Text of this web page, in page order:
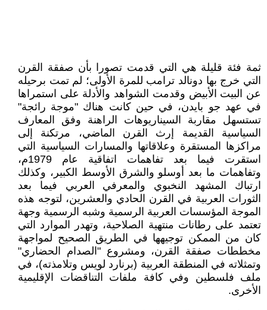
ثمة فئة قليلة هي التي قدمت تصورا بأن صفقة القرن
التي خرج بها دونالد ترامب للمرة الأولى؛ لم تمت برحيله
عن البيت الأبيض وقدمت الشواهد والأدلة على استمراها
في عهد جو بايدن، في حين كانت هناك "موجة رائجة"
تستسهل مقاربة السيناريوهات الراهنة وفق المعارف
السياسية القديمة إرث القرن الماضي، مرتكنة إلى
مراكزها المستقرة وعلاقاتها والمسارات السياسية التي
استقرت فيما بعد تفاهمات اتفاقية عام 1979م،
وتفاهمات ما بعد أوسلو والشرق الأوسط الكبير، وكذلك
ارتباك المشهد النخبوي والمعرفي العربي فيما بعد
الثورات العربية في القرن الحادي والعشرين، لتوجه هذه
الموجة المؤسسات العربية الرسمية وشبه الرسمية وجهة
تعتمد على رطانات منتهية الصلاحية، وتهدر الموارد التي
كان من الممكن توجيهها في الطريق الصحيح لمواجهة
مخططات صفقة القرن، ومشروع "الصدام الحضاري"
وتمثلاته في المنطقة العربية (برنارد لويس وتلامذته)، في
ملف فلسطين وفي كافة ملفات التناقضات الإقليمية
الأخرى.